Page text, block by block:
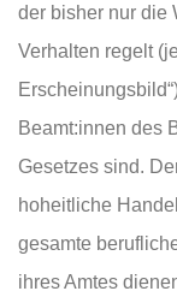
der bisher nur die
Verhalten regelt
Beamt:innen des
Gesetzes sind.
hoheitliche
gesamte
ihres Amtes